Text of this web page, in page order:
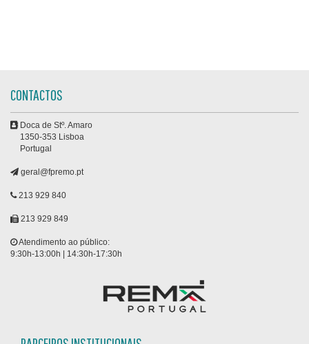
CONTACTOS
Doca de Stº. Amaro
1350-353 Lisboa
Portugal
geral@fpremo.pt
213 929 840
213 929 849
Atendimento ao público:
9:30h-13:00h | 14:30h-17:30h